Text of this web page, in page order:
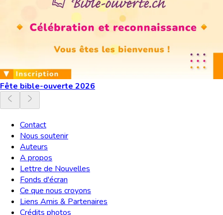
Fête bible-ouverte 2026
Contact
Nous soutenir
Auteurs
A propos
Lettre de Nouvelles
Fonds d'écran
Ce que nous croyons
Liens Amis & Partenaires
Crédits photos